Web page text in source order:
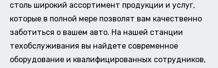
столь широкий ассортимент продукции и услуг,
которые в полной мере позволят вам качественно
заботиться о вашем авто. На нашей станции
техобслуживания вы найдете современное
оборудование и квалифицированных сотрудников,